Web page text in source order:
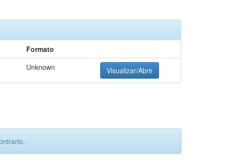
Formato
Unknown Visualizar/Abrir